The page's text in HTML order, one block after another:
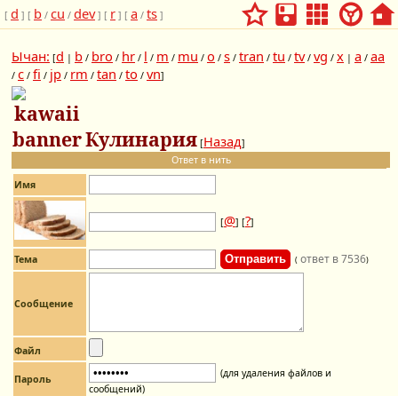
[ d ] [ b / cu / dev] [ r ] [ a / ts ]
Ычан: [d | b / bro / hr / l / m / mu / o / s / tran / tu / tv/ vg / x | a / aa
/ c / fi / jp / rm / tan / to / vn]
Кулинария [Назад]
Ответ в нить
Имя
[@] [?]
Тема (ответ в 7536)
Сообщение
Файл
Пароль
(для удаления файлов и
сообщений)